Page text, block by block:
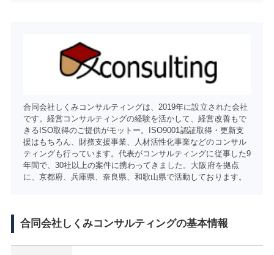
合同会社しくみコンサルティングは、2019年に設立された会社
です。経営コンサルティングの経験を活かして、経営改善もで
きるISO取得のご提供がモットー。ISO9001認証取得・更新支
援はもちろん、財務支援事業、人材活性化事業などのコンサル
ティングも行っています。代表がコンサルティングに従事した9
年間で、30社以上の案件に携わってきました。大阪府を拠点
に、京都府、兵庫県、奈良県、和歌山県で活動しております。
合同会社しくみコンサルティングの基本情報